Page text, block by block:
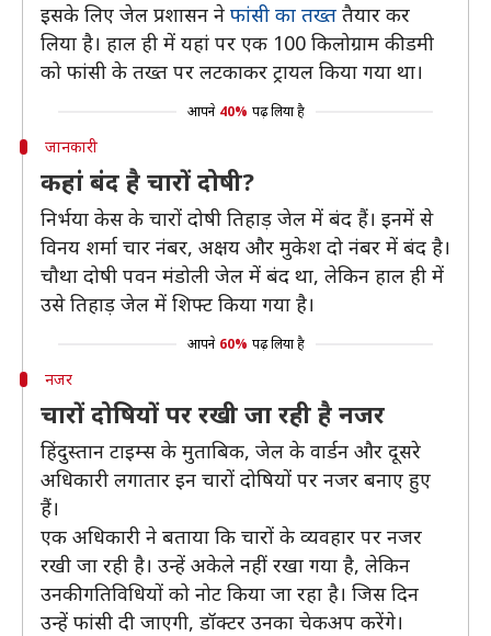
इसके लिए जेल प्रशासन ने फांसी का तख्त तैयार कर
लिया है। हाल ही में यहां पर एक 100 किलोग्राम की डमी
को फांसी के तख्त पर लटकाकर ट्रायल किया गया था।
आपने 40% पढ़ लिया है
जानकारी
कहां बंद है चारों दोषी?
निर्भया केस के चारों दोषी तिहाड़ जेल में बंद हैं। इनमें से
विनय शर्मा चार नंबर, अक्षय और मुकेश दो नंबर में बंद है।
चौथा दोषी पवन मंडोली जेल में बंद था, लेकिन हाल ही में
उसे तिहाड़ जेल में शिफ्ट किया गया है।
आपने 60% पढ़ लिया है
नजर
चारों दोषियों पर रखी जा रही है नजर
हिंदुस्तान टाइम्स के मुताबिक, जेल के वार्डन और दूसरे
अधिकारी लगातार इन चारों दोषियों पर नजर बनाए हुए
हैं।
एक अधिकारी ने बताया कि चारों के व्यवहार पर नजर
रखी जा रही है। उन्हें अकेले नहीं रखा गया है, लेकिन
उनकी गतिविधियों को नोट किया जा रहा है। जिस दिन
उन्हें फांसी दी जाएगी, डॉक्टर उनका चेकअप करेंगे।